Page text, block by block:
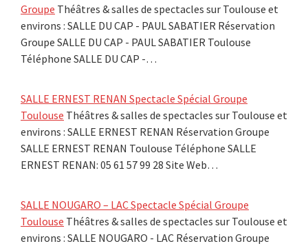
Groupe Théâtres & salles de spectacles sur Toulouse et
environs : SALLE DU CAP - PAUL SABATIER Réservation
Groupe SALLE DU CAP - PAUL SABATIER Toulouse
Téléphone SALLE DU CAP -…
SALLE ERNEST RENAN Spectacle Spécial Groupe
Toulouse Théâtres & salles de spectacles sur Toulouse et
environs : SALLE ERNEST RENAN Réservation Groupe
SALLE ERNEST RENAN Toulouse Téléphone SALLE
ERNEST RENAN: 05 61 57 99 28 Site Web…
SALLE NOUGARO – LAC Spectacle Spécial Groupe
Toulouse Théâtres & salles de spectacles sur Toulouse et
environs : SALLE NOUGARO - LAC Réservation Groupe